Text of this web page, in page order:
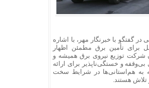
در گفتگو با خبرنگار مهر، با اشاره
برای تأمین برق مطمئن اظهار
شرکت توزیع نیروی برق همیشه و
و خستگی‌ناپذیر برای ارائه
به هم‌استانی‌ها در شرایط سخت
تلاش هستند.